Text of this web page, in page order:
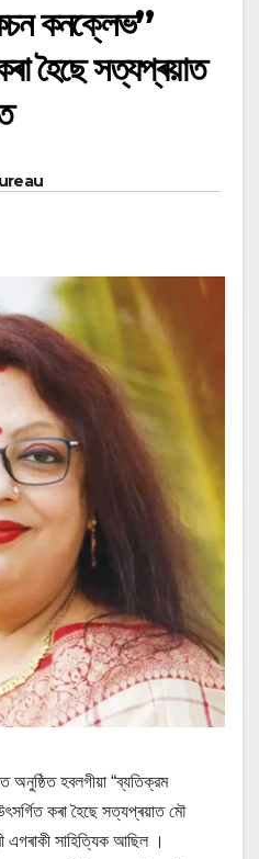
কনক্লেভ”
হৈছে সত্যপ্ৰয়াত
হবলগীয়া “ব্যতিক্রম
কৰা হৈছে সত্যপ্ৰয়াত মৌ
এগৰাকী সাহিত্যিক আছিল ।